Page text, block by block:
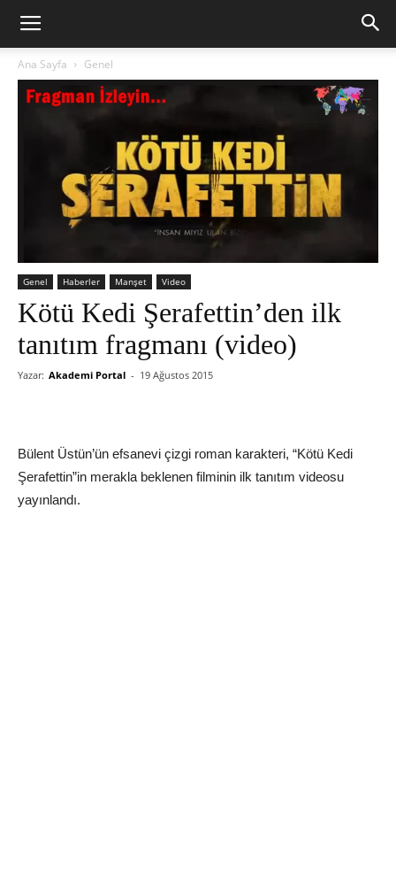
Ana Sayfa Genel
Genel Haberler Manşet Video
Kötü Kedi Şerafettin’den ilk
tanıtım fragmanı (video)
Yazar: Akademi Portal - 19 Ağustos 2015
Bülent Üstün’ün efsanevi çizgi roman karakteri, “Kötü Kedi
Şerafettin”in merakla beklenen filminin ilk tanıtım videosu
yayınlandı.